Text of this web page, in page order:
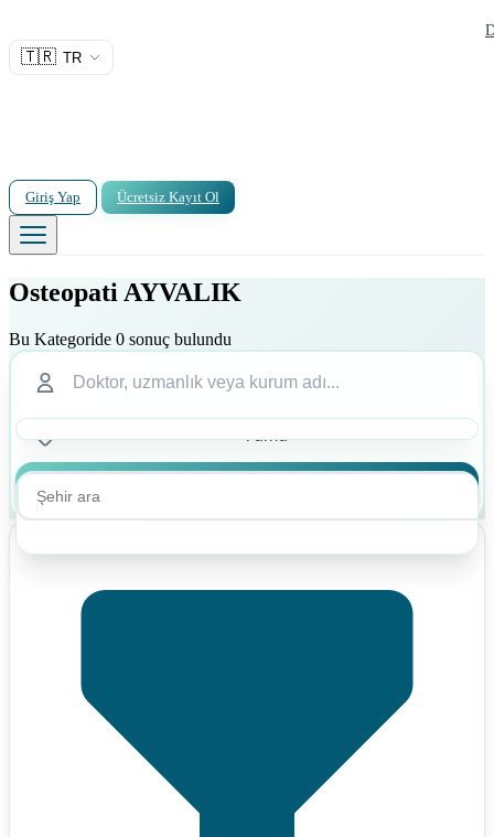
🇹🇷 TR
Giriş Yap Ücretsiz Kayıt Ol
Osteopati AYVALIK
Bu Kategoride 0 sonuç bulundu